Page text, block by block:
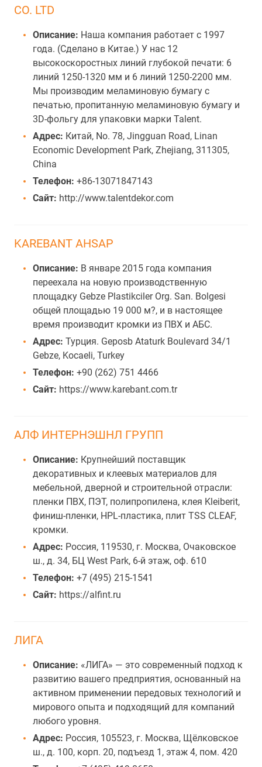
CO. LTD
Описание: Наша компания работает с 1997
года. (Сделано в Китае.) У нас 12
высокоскоростных линий глубокой печати: 6
линий 1250-1320 мм и 6 линий 1250-2200 мм.
Мы производим меламиновую бумагу с
печатью, пропитанную меламиновую бумагу и
3D-фольгу для упаковки марки Talent.
Адрес: Китай, No. 78, Jingguan Road, Linan
Economic Development Park, Zhejiang, 311305,
China
Телефон: +86-13071847143
Сайт: http://www.talentdekor.com
KAREBANT AHSAP
Описание: В январе 2015 года компания
переехала на новую производственную
площадку Gebze Plastikciler Org. San. Bolgesi
общей площадью 19 000 м?, и в настоящее
время производит кромки из ПВХ и АБС.
Адрес: Турция. Geposb Ataturk Boulevard 34/1
Gebze, Kocaeli, Turkey
Телефон: +90 (262) 751 4466
Сайт: https://www.karebant.com.tr
АЛФ ИНТЕРНЭШНЛ ГРУПП
Описание: Крупнейший поставщик
декоративных и клеевых материалов для
мебельной, дверной и строительной отрасли:
пленки ПВХ, ПЭТ, полипропилена, клея Kleiberit,
финиш-пленки, HPL-пластика, плит TSS CLEAF,
кромки.
Адрес: Россия, 119530, г. Москва, Очаковское
ш., д. 34, БЦ West Park, 6-й этаж, оф. 610
Телефон: +7 (495) 215-1541
Сайт: https://alfint.ru
ЛИГА
Описание: «ЛИГА» — это современный подход к
развитию вашего предприятия, основанный на
активном применении передовых технологий и
мирового опыта и подходящий для компаний
любого уровня.
Адрес: Россия, 105523, г. Москва, Щёлковское
ш., д. 100, корп. 20, подъезд 1, этаж 4, пом. 420